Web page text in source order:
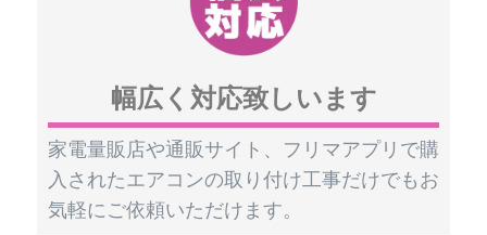
幅広く対応致しいます
家電量販店や通販サイト、フリマアプリで購
入されたエアコンの取り付け工事だけでもお
気軽にご依頼いただけます。